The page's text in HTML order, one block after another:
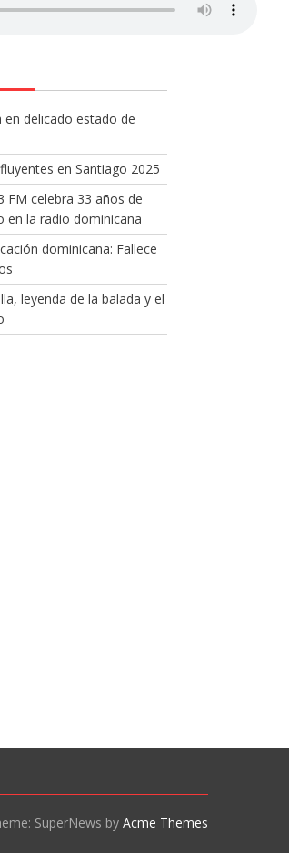
en delicado estado de
en Santiago 2025
FM celebra 33 años de
en la radio dominicana
dominicana: Fallece
leyenda de la balada y el
SuperNews by Acme Themes